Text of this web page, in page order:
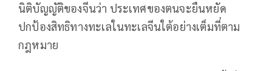
นิติบัญญัติของจีนว่า ประเทศของตนจะยืนหยัด
ปกป้องสิทธิทางทะเลในทะเลจีนใต้อย่างเต็มที่ตาม
กฎหมาย